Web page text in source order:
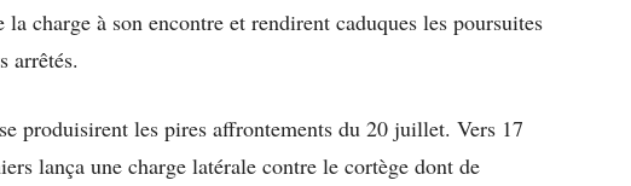
charge à son encontre et rendirent caduques les poursuites
arrêtés.
produisirent les pires affrontements du 20 juillet. Vers 17
lança une charge latérale contre le cortège dont de